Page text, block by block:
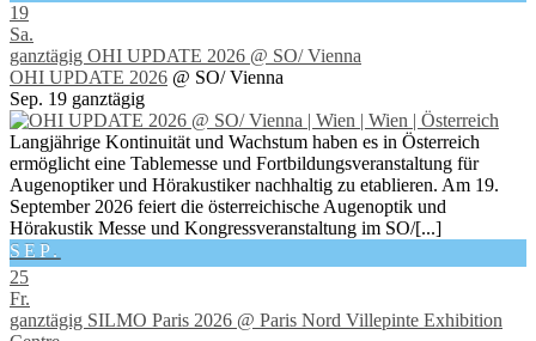
19
Sa.
ganztägig OHI UPDATE 2026 @ SO/ Vienna
OHI UPDATE 2026 @ SO/ Vienna
Sep. 19 ganztägig
Langjährige Kontinuität und Wachstum haben es in Österreich
ermöglicht eine Tablemesse und Fortbildungsveranstaltung für
Augenoptiker und Hörakustiker nachhaltig zu etablieren. Am 19.
September 2026 feiert die österreichische Augenoptik und
Hörakustik Messe und Kongressveranstaltung im SO/[...]
SEP.
25
Fr.
ganztägig SILMO Paris 2026 @ Paris Nord Villepinte Exhibition